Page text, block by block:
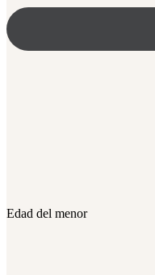
Edad del menor